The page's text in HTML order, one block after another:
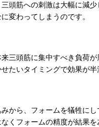
頭筋への刺激は大幅に減少
変わってしまうのです。
三頭筋に集中すべき負荷が
たいタイミングで効果が半
から、フォームを犠牲に
くフォームの精度が結果を